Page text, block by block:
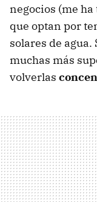
negocios (me
que optan por
solares de
muchas más
volverlas